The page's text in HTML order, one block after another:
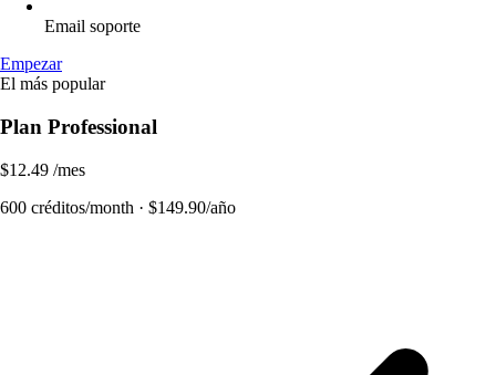
Email soporte
Empezar
El más popular
Plan Professional
$12.49 /mes
600 créditos/month · $149.90/año